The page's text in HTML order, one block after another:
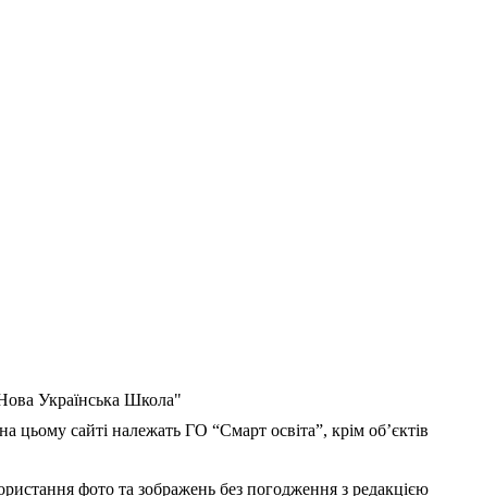
Українська Школа"
цьому сайті належать ГО “Смарт освіта”, крім об’єктів
фото та зображень без погодження з редакцією